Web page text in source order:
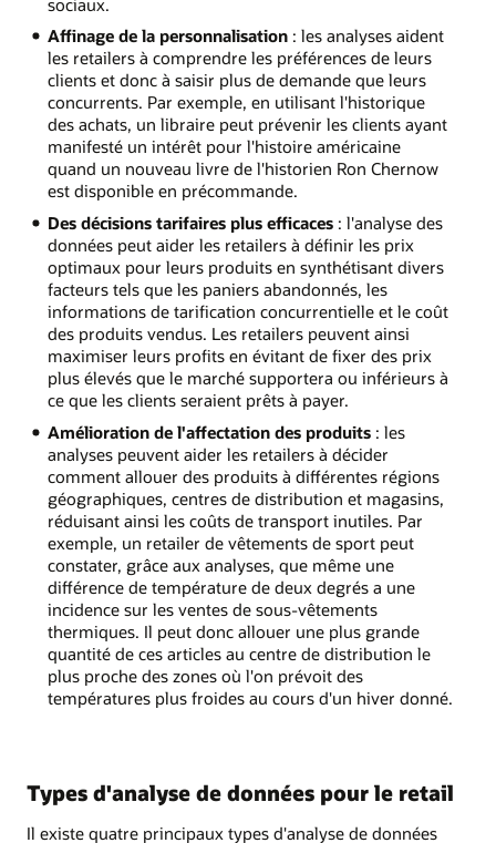
Affinage de la personnalisation: les analyses aident
les retailers à comprendre les préférences de leurs
clients et donc à saisir plus de demande que leurs
concurrents. Par exemple, en utilisant l'historique
des achats, un libraire peut prévenir les clients ayant
manifesté un intérêt pour l'histoire américaine
quand un nouveau livre de l'historien Ron Chernow
est disponible en précommande.
Des décisions tarifaires plus efficaces: l'analyse des
données peut aider les retailers à définir les prix
optimaux pour leurs produits en synthétisant divers
facteurs tels que les paniers abandonnés, les
informations de tarification concurrentielle et le coût
des produits vendus. Les retailers peuvent ainsi
maximiser leurs profits en évitant de fixer des prix
plus élevés que le marché supportera ou inférieurs à
ce que les clients seraient prêts à payer.
Amélioration de l'affectation des produits: les
analyses peuvent aider les retailers à décider
comment allouer des produits à différentes régions
géographiques, centres de distribution et magasins,
réduisant ainsi les coûts de transport inutiles. Par
exemple, un retailer de vêtements de sport peut
constater, grâce aux analyses, que même une
différence de température de deux degrés a une
incidence sur les ventes de sous-vêtements
thermiques. Il peut donc allouer une plus grande
quantité de ces articles au centre de distribution le
plus proche des zones où l'on prévoit des
températures plus froides au cours d'un hiver donné.
Types d'analyse de données pour le retail
Il existe quatre principaux types d'analyse de données